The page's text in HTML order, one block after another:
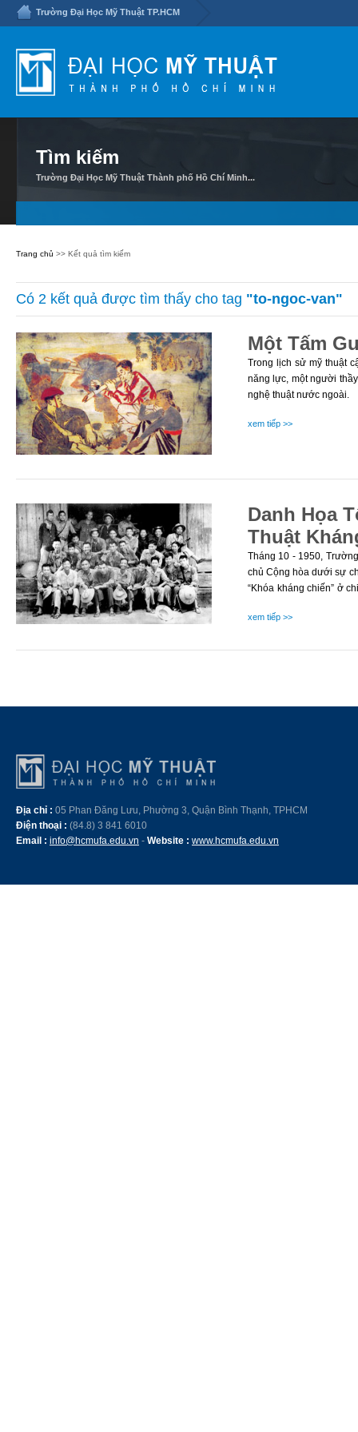
Trường Đại Học Mỹ Thuật TP.HCM
Tìm kiếm
Trường Đại Học Mỹ Thuật Thành phố Hồ Chí Minh...
Trang chủ >> Kết quả tìm kiếm
Có 2 kết quả được tìm thấy cho tag "to-ngoc-van"
Một Tấm
Trong lịch sử mỹ thuật
năng lực, một người
nghệ thuật nước ngoài.
xem tiếp >>
Danh Họa
Thuật
Tháng 10 - 1950,
chủ Cộng hòa dưới sự
“Khóa kháng chiến” ở
nhân dân…”
xem tiếp >>
Địa chỉ : 05 Phan Đăng Lưu, Phường 3, Quận Bình Thạnh, TPHCM
Điện thoại : (84.8) 3 841 6010
Email : info@hcmufa.edu.vn - Website : www.hcmufa.edu.vn